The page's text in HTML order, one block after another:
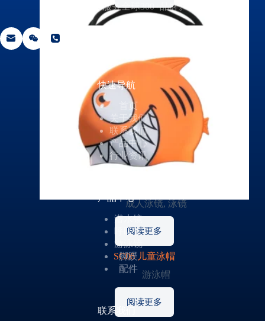
成人泳镜, 泳镜
阅读更多
SC06 儿童泳帽
游泳帽
阅读更多
与生产15年，服务全球300+品牌。
快速导航
首页
关于我们
联系我们
产品中心
行业资讯
产品中心
潜水镜
呼吸管
游泳镜
脚蹼
配件
联系我们